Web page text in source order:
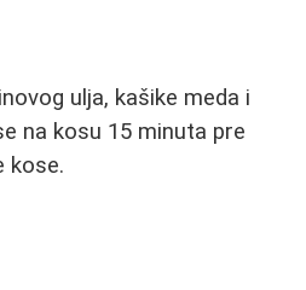
ulja, kašike meda i
na kosu 15 minuta pre
kose.